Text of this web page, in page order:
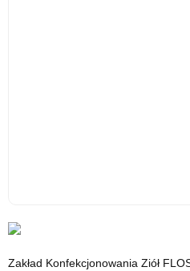
Kardamon mielony - 30
12.31zł cena z VAT
Zakład Konfekcjonowania Ziół